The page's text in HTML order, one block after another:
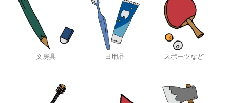
文房具 日用品 スポーツなど